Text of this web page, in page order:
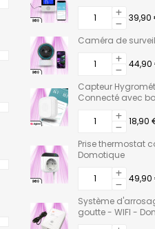
39,90
Caméra de
44,90
Capteur
Connecté avec
18,90
Prise thermostat
Domotique
49,90
Système
goutte - WIFI -